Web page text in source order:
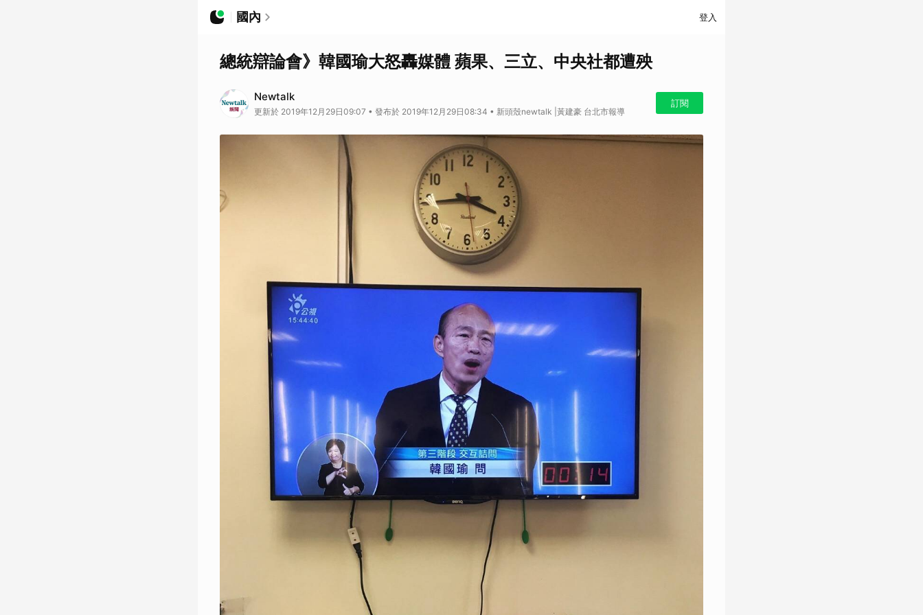
國內 登入
總統辯論會》韓國瑜大怒轟媒體 蘋果、三立、中央社都遭殃
Newtalk
更新於 2019年12月29日09:07 • 發布於 2019年12月29日08:34 • 新頭殼newtalk |黃建豪 台北市報導
訂閱